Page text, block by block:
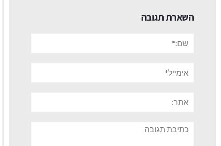
השארת תגובה
תגובה